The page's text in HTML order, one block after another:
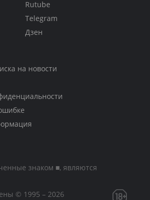
Rutube
Telegram
Дзен
на новости
знаком ■, являются
© 1995 – 2026